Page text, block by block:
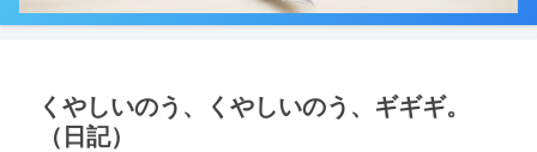
くやしいのう、くやしいのう、ギギギ。
（日記）